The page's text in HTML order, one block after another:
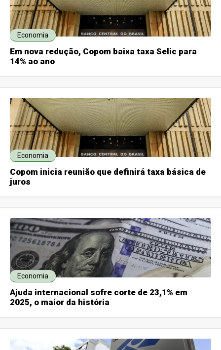
Economia
Em nova redução, Copom baixa taxa Selic para
14% ao ano
Economia
Copom inicia reunião que definirá taxa básica de
juros
Economia
Ajuda internacional sofre corte de 23,1% em
2025, o maior da história